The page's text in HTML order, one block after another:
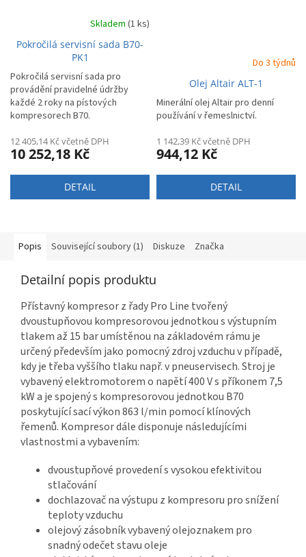
Skladem (1 ks)
Pokročilá servisní sada B70-
PK1
Pokročilá servisní sada pro
provádění pravidelné údržby
každé 2 roky na pístových
kompresorech B70.
12 405,14 Kč včetně DPH
10 252,18 Kč
DETAIL
Do 3 týdnů
Olej Altair ALT-1
Minerální olej Altair pro denní
používání v řemeslnictví.
1 142,39 Kč včetně DPH
944,12 Kč
DETAIL
Popis Související soubory (1) Diskuze Značka
Detailní popis produktu
Přístavný kompresor z řady Pro Line tvořený
dvoustupňovou kompresorovou jednotkou s výstupním
tlakem až 15 bar umístěnou na základovém rámu je
určený především jako pomocný zdroj vzduchu v případě,
kdy je třeba vyššího tlaku např. v pneuservisech. Stroj je
vybavený elektromotorem o napětí 400 V s příkonem 7,5
kW a je spojený s kompresorovou jednotkou B70
poskytující sací výkon 863 l/min pomocí klínových
řemenů. Kompresor dále disponuje následujícími
vlastnostmi a vybavením:
dvoustupňové provedení s vysokou efektivitou
stlačování
dochlazovač na výstupu z kompresoru pro snížení
teploty vzduchu
olejový zásobník vybavený olejoznakem pro
snadný odečet stavu oleje